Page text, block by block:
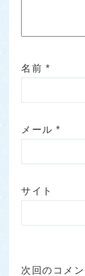
名前 *
メール*
サイト
次回のコメ